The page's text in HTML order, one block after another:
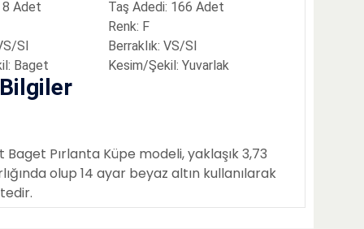
8 Adet
SI
: Baget
Taş Adedi: 166 Adet
Renk: F
Berraklık: VS/SI
Kesim/Şekil: Yuvarlak
Baget Pırlanta Küpe modeli, yaklaşık3,73
olup 14 ayar beyaz altın kullanılarak